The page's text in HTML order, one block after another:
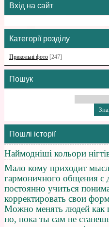
Вхід на сайт
Категорії розділу
Прикольні фото [247]
Пошук
Пошлі історії